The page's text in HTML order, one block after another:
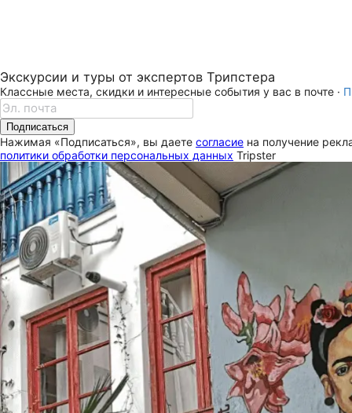
Экскурсии и туры от экспертов Трипстера
Классные места, скидки и интересные события у вас в почте ·
Подписаться
Нажимая «Подписаться», вы даете согласие на получение
политики обработки персональных данных Tripster